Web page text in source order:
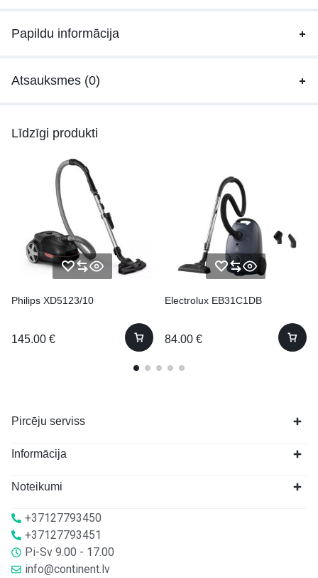
Papildu informācija
Atsauksmes (0)
Līdzīgi produkti
Philips XD5123/10
145.00 €
Electrolux EB31C1DB
84.00 €
Pircēju serviss
Informācija
Noteikumi
+37127793450
+37127793451
Pi-Sv 9.00 - 17.00
info@continent.lv